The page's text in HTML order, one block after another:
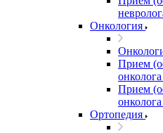
Онкология
Прием
Прием
Ортопедия